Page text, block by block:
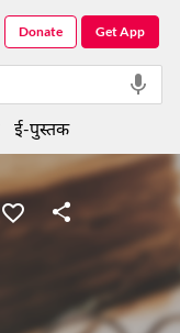
Get App
Donate
ई-पुस्तक